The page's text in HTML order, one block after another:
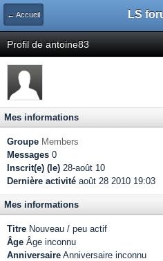
← Accueil LS
Profil de antoine83
Mes informations
Groupe Members
Messages 0
Inscrit(e) (le) 28-août 10
Dernière activité août 28 2010 19:03
Mes informations
Titre Nouveau / peu actif
Âge Âge inconnu
Anniversaire Anniversaire inconnu